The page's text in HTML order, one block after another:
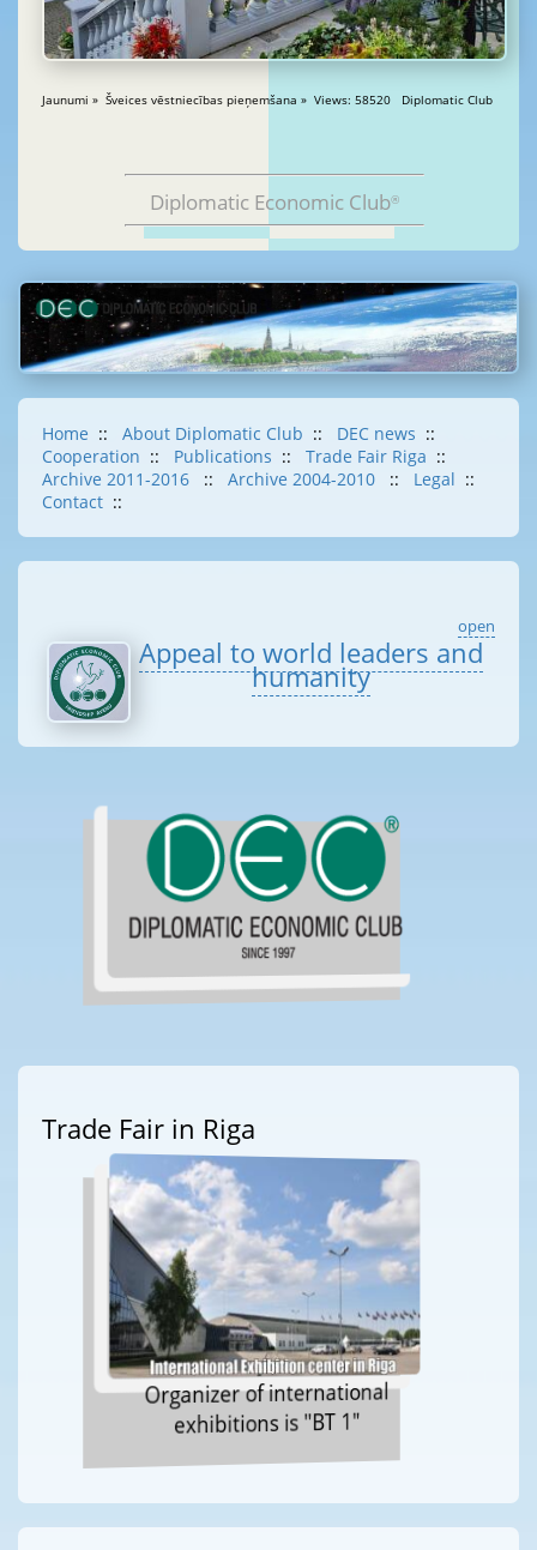
Jaunumi » Šveices vēstniecības pieņemšana » Views: 58520 Diplomatic Club
Diplomatic Economic Club®
Home :: About Diplomatic Club :: DEC news ::
Cooperation :: Publications :: Trade Fair Riga ::
Archive 2011-2016
:: Archive 2004-2010 :: Legal ::
Contact ::
open
Appeal to world leaders and
humanity
Trade Fair in Riga
Organizer of international
exhibitions is "BT 1"